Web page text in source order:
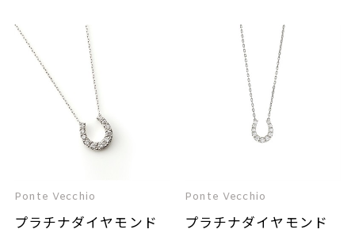
Ponte Vecchio
プラチナダイヤモンド
Ponte Vecchio
プラチナダイヤモンド